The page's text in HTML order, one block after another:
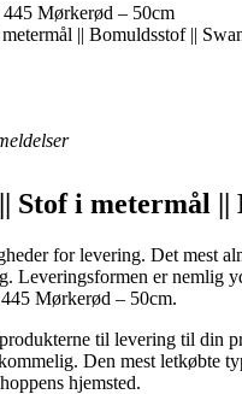
Mørkerød – 50cm
|| Bomuldsstof ||
Stof i metermål
for levering. Det mest
Leveringsformen er nemlig
Mørkerød – 50cm.
til levering til din
Den mest letkøbte
hjemsted.